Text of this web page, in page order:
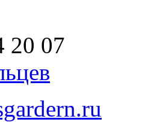
20 07